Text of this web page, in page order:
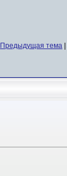
Предыдущая тема |